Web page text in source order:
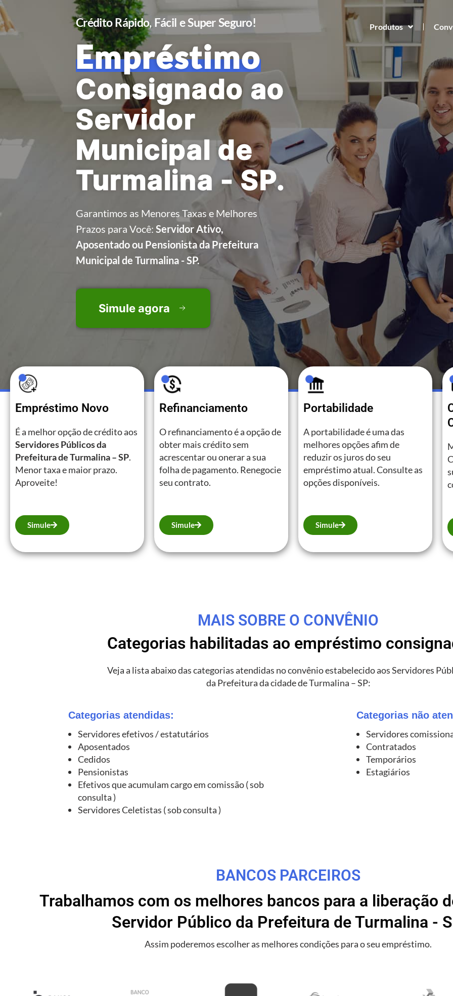
Produtos
Crédito Rápido, Fácil e Super Seguro!
Empréstimo
Consignado ao
Servidor
Municipal de
Turmalina - SP.
Garantimos as Menores Taxas e Melhores
Prazos para Você: Servidor Ativo,
Aposentado ou Pensionista da Prefeitura
Municipal de Turmalina - SP.
Simule agora
Empréstimo Novo
É a melhor opção de crédito aos
Servidores Públicos da
Prefeitura de Turmalina – SP.
Menor taxa e maior prazo.
Aproveite!
Simule
Refinanciamento
O refinanciamento é a opção de
obter mais crédito sem
acrescentar ou onerar a sua
folha de pagamento. Renegocie
seu contrato.
Simule
Portabilidade
A portabilidade é uma das
melhores opções afim de
reduzir os juros do seu
empréstimo atual. Consulte as
opções disponíveis.
Simule
MAIS SOBRE O CONVÊNIO
Categorias habilitadas ao empréstimo
Veja a lista abaixo das categorias atendidas no convênio estabelecido aos Servidores
da Prefeitura da cidade de Turmalina – SP:
Categorias atendidas:
Servidores efetivos / estatutários
Aposentados
Cedidos
Pensionistas
Efetivos que acumulam cargo em comissão ( sob
consulta )
Servidores Celetistas ( sob consulta )
Categorias não
Servidores
Contratados
Temporários
Estagiários
BANCOS PARCEIROS
Trabalhamos com os melhores bancos para a liberação
Servidor Público da Prefeitura de Turmalina -
Assim poderemos escolher as melhores condições para o seu empréstimo.